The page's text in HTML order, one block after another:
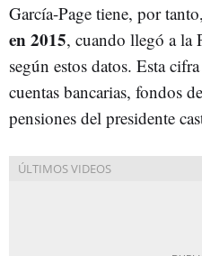
García-Page tiene, por tanto,
en 2015, cuando llegó a la
según estos datos. Esta
cuentas bancarias, fondos
pensiones del presidente